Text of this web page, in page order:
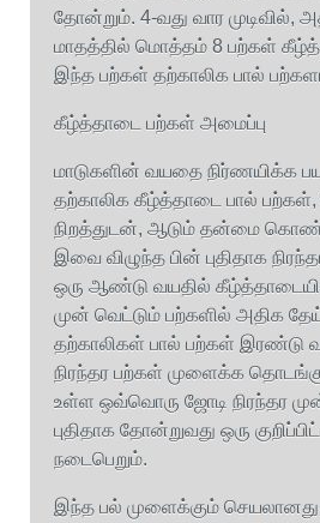
தோன்றும். 4-வது வார முடிவில்,
மாதத்தில் மொத்தம் 8 பற்கள்
இந்த பற்கள் தற்காலிக பால்
கீழ்த்தாடை பற்கள் அமைப்பு
மாடுகளின் வயதை நிர்ணயிக்க
தற்காலிக கீழ்த்தாடை பால்
நிறத்துடன், ஆடும் தன்மை
இவை விழுந்த பின் புதிதாக
ஒரு ஆண்டு வயதில்
முன் வெட்டும் பற்களில் அதிக
தற்காலிகள் பால் பற்கள் இரண்டு
நிரந்தர பற்கள் முளைக்க
உள்ள ஒவ்வொரு ஜோடி நிரந்தர
புதிதாக தோன்றுவது ஒரு
நடைபெறும்.
இந்த பல் முளைக்கும் செயலானது,